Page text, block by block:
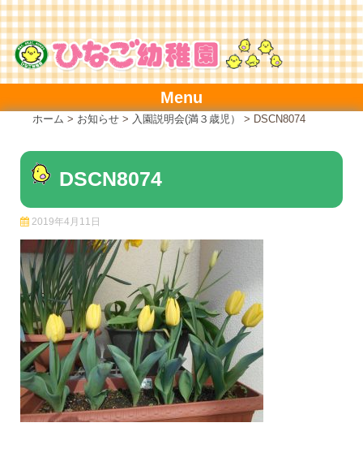
Skip
to
content
Menu
ホーム > お知らせ > 入園説明会(満３歳児） > DSCN8074
DSCN8074
2019年4月11日